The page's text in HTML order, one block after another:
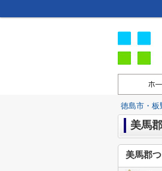
徳島市・板
美馬
美馬郡